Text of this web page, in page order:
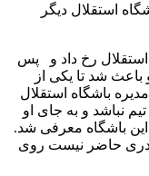
استقلال دیگر
استقلال رخ داد و پس
شد تا یکی از
باشگاه استقلال
نباشد و به جای او
باشگاه معرفی شد.
حاضر نیست روی